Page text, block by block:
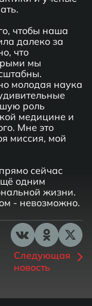
чтобы наша
далеко за
что
мы
молодая наука
роль
медицине и
Мне это
миссия, мой
сейчас
одним
жизни.
- невозможно.
Следующая
новость